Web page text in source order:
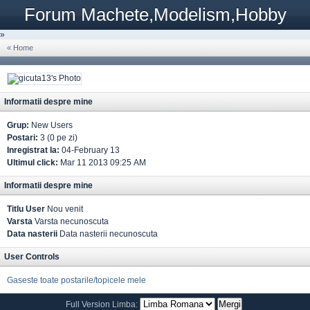
Forum Machete,Modelism,Hobby
»
« Home
Informatii despre mine
Grup: New Users
Postari: 3 (0 pe zi)
Inregistrat la: 04-February 13
Ultimul click: Mar 11 2013 09:25 AM
Informatii despre mine
Titlu User Nou venit
Varsta Varsta necunoscuta
Data nasterii Data nasterii necunoscuta
User Controls
Gaseste toate postarile/topicele mele
Full Version Limba: